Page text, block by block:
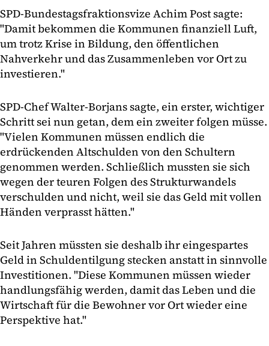
SPD-Bundestagsfraktionsvize Achim Post sagte:
"Damit bekommen die Kommunen finanziell Luft,
um trotz Krise in Bildung, den öffentlichen
Nahverkehr und das Zusammenleben vor Ort zu
investieren."
SPD-Chef Walter-Borjans sagte, ein erster, wichtiger
Schritt sei nun getan, dem ein zweiter folgen müsse.
"Vielen Kommunen müssen endlich die
erdrückenden Altschulden von den Schultern
genommen werden. Schließlich mussten sie sich
wegen der teuren Folgen des Strukturwandels
verschulden und nicht, weil sie das Geld mit vollen
Händen verprasst hätten."
Seit Jahren müssten sie deshalb ihr eingespartes
Geld in Schuldentilgung stecken anstatt in sinnvolle
Investitionen. "Diese Kommunen müssen wieder
handlungsfähig werden, damit das Leben und die
Wirtschaft für die Bewohner vor Ort wieder eine
Perspektive hat."